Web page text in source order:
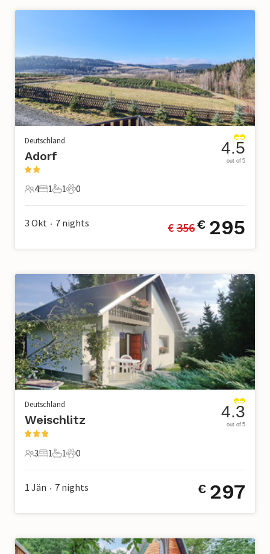
Deutschland
Adorf
4 Gäste
4
1 Schlafzimmer
1
1 Badezimmer
1
0 Haustiere
0
4.5
out of 5
3 Okt • 7 nights € 356€ 295
Deutschland
Weischlitz
3 Gäste
3
1 Schlafzimmer
1
1 Badezimmer
1
0 Haustiere
0
4.3
out of 5
1 Jän • 7 nights € 297